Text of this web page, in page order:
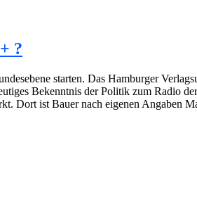
?
starten. Das Hamburger
Bekenntnis der Politik zum Radio
Dort ist Bauer nach eigenen Angaben